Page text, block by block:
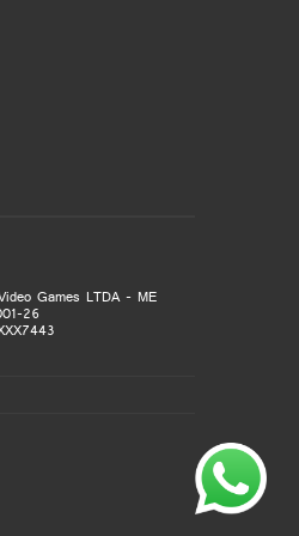
Games LTDA - ME
26